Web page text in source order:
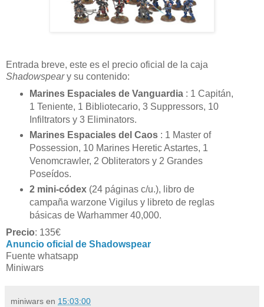
Entrada breve, este es el precio oficial de la caja
Shadowspeary su contenido:
Marines Espaciales de Vanguardia: 1 Capitán,
1 Teniente, 1 Bibliotecario, 3 Suppressors, 10
Infiltrators y 3 Eliminators.
Marines Espaciales del Caos: 1 Master of
Possession, 10 Marines Heretic Astartes, 1
Venomcrawler, 2 Obliterators y 2 Grandes
Poseídos.
2 mini-códex(24 páginas c/u.), libro de
campaña warzone Vigilus y libreto de reglas
básicas de Warhammer 40,000.
Precio: 135€
Anuncio oficial de Shadowspear
Fuente whatsapp
Miniwars
miniwars en 15:03:00